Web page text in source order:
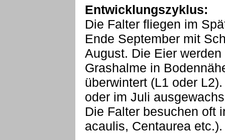
Entwicklungszyklus:
Die Falter fliegen im
Ende September mit
August. Die Eier
Grashalme in
überwintert (L1 oder
oder im Juli
Die Falter besuchen oft
acaulis, Centaurea etc.).